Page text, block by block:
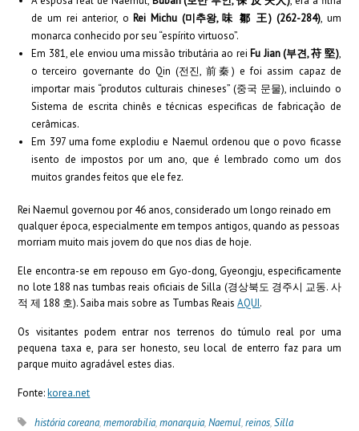
de um rei anterior, o Rei Michu (미추왕, 味 鄒 王) (262-284), um
monarca conhecido por seu “espírito virtuoso”.
Em 381, ele enviou uma missão tributária ao rei Fu Jian (부견, 苻 堅),
o terceiro governante do Qin (전진, 前秦) e foi assim capaz de
importar mais “produtos culturais chineses” (중국 문물), incluindo o
Sistema de escrita chinês e técnicas especificas de fabricação de
cerâmicas.
Em 397 uma fome explodiu e Naemul ordenou que o povo ficasse
isento de impostos por um ano, que é lembrado como um dos
muitos grandes feitos que ele fez.
Rei Naemul governou por 46 anos, considerado um longo reinado em
qualquer época, especialmente em tempos antigos, quando as pessoas
morriam muito mais jovem do que nos dias de hoje.
Ele encontra-se em repouso em Gyo-dong, Gyeongju, especificamente
no lote 188 nas tumbas reais oficiais de Silla (경상북도 경주시 교동. 사
적 제 188 호). Saiba mais sobre as Tumbas ReaisAQUI.
Os visitantes podem entrar nos terrenos do túmulo real por uma
pequena taxa e, para ser honesto, seu local de enterro faz para um
parque muito agradável estes dias.
Fonte:korea.net
história coreana,memorabilia,monarquia,Naemul,reinos,Silla